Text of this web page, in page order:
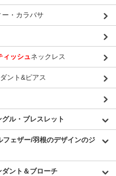
ー・カラバサ
ッシュネックレス
ント&ピアス
ル・ブレスレット
ェザー/羽根のデザインのジ
ント＆ブローチ